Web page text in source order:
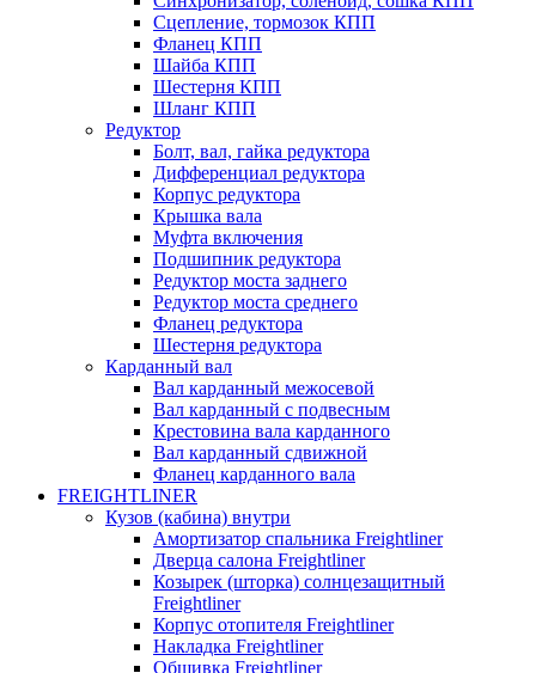
Сцепление, тормозок КПП
Фланец КПП
Шайба КПП
Шестерня КПП
Шланг КПП
Редуктор
Болт, вал, гайка редуктора
Дифференциал редуктора
Корпус редуктора
Крышка вала
Муфта включения
Подшипник редуктора
Редуктор моста заднего
Редуктор моста среднего
Фланец редуктора
Шестерня редуктора
Карданный вал
Вал карданный межосевой
Вал карданный с подвесным
Крестовина вала карданного
Вал карданный сдвижной
Фланец карданного вала
FREIGHTLINER
Кузов (кабина) внутри
Амортизатор спальника Freightliner
Дверца салона Freightliner
Козырек (шторка) солнцезащитный
Freightliner
Корпус отопителя Freightliner
Накладка Freightliner
Обшивка Freightliner